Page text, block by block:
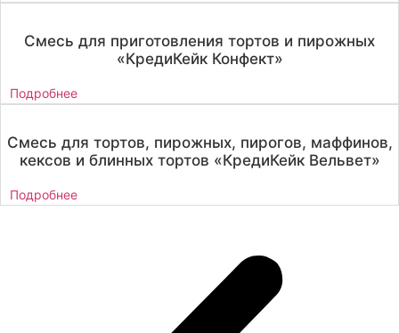
Смесь для приготовления тортов и пирожных
«КредиКейк Конфект»
Подробнее
Смесь для тортов, пирожных, пирогов, маффинов,
кексов и блинных тортов «КредиКейк Вельвет»
Подробнее